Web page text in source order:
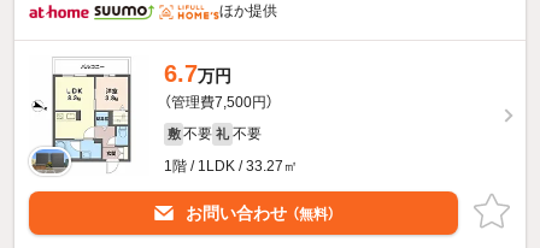
ほか提供
6.7万円
（管理費7,500円）
敷 不要 礼 不要
1階 / 1LDK / 33.27㎡
お問い合わせ （無料）